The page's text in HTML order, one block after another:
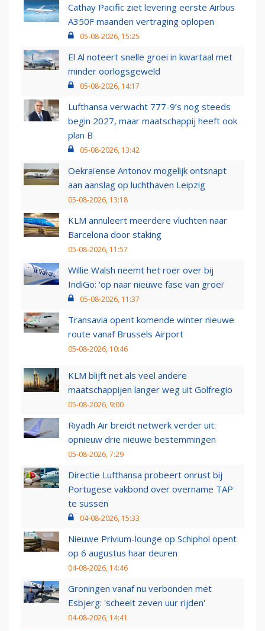
Cathay Pacific ziet levering eerste Airbus
A350F maanden vertraging oplopen
05-08-2026, 15:25
El Al noteert snelle groei in kwartaal met
minder oorlogsgeweld
05-08-2026, 14:17
Lufthansa verwacht 777-9’s nog steeds
begin 2027, maar maatschappij heeft ook
plan B
05-08-2026, 13:42
Oekraïense Antonov mogelijk ontsnapt
aan aanslag op luchthaven Leipzig
05-08-2026, 13:18
KLM annuleert meerdere vluchten naar
Barcelona door staking
05-08-2026, 11:57
Willie Walsh neemt het roer over bij
IndiGo: 'op naar nieuwe fase van groei'
05-08-2026, 11:37
Transavia opent komende winter nieuwe
route vanaf Brussels Airport
05-08-2026, 10:46
KLM blijft net als veel andere
maatschappijen langer weg uit Golfregio
05-08-2026, 9:00
Riyadh Air breidt netwerk verder uit:
opnieuw drie nieuwe bestemmingen
05-08-2026, 7:29
Directie Lufthansa probeert onrust bij
Portugese vakbond over overname TAP
te sussen
04-08-2026, 15:33
Nieuwe Privium-lounge op Schiphol opent
op 6 augustus haar deuren
04-08-2026, 14:46
Groningen vanaf nu verbonden met
Esbjerg: 'scheelt zeven uur rijden'
04-08-2026, 14:41